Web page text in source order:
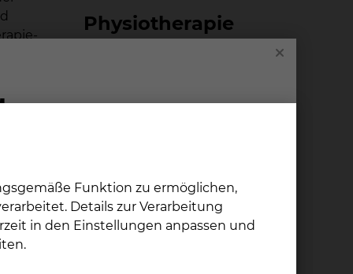
Phy­sio­the­ra­pie
Rahmen und Umfang bei Ihnen
Hilfsmittel mit dabei haben.
Funktion zu ermöglichen,
Details zur Verarbeitung
in den Einstellungen anpassen und